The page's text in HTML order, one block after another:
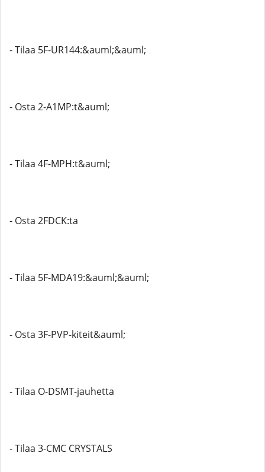
- Tilaa 5F-UR144:&auml;&auml;
- Osta 2-A1MP:t&auml;
- Tilaa 4F-MPH:t&auml;
- Osta 2FDCK:ta
- Tilaa 5F-MDA19:&auml;&auml;
- Osta 3F-PVP-kiteit&auml;
- Tilaa O-DSMT-jauhetta
- Tilaa 3-CMC CRYSTALS